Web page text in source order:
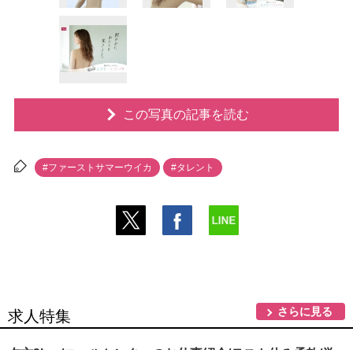
この写真の記事を読む
#ファーストサマーウイカ #タレント
求人特集 さらに見る